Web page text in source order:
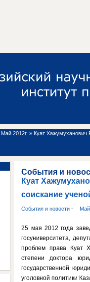
Май 2012г. » Куат Хажумуханович
События и
Куат
соискание
События и новости- Май
25 мая 2012 года
госуниверситета,
проблем права Куат
степени доктора
государственной
уголовной политики